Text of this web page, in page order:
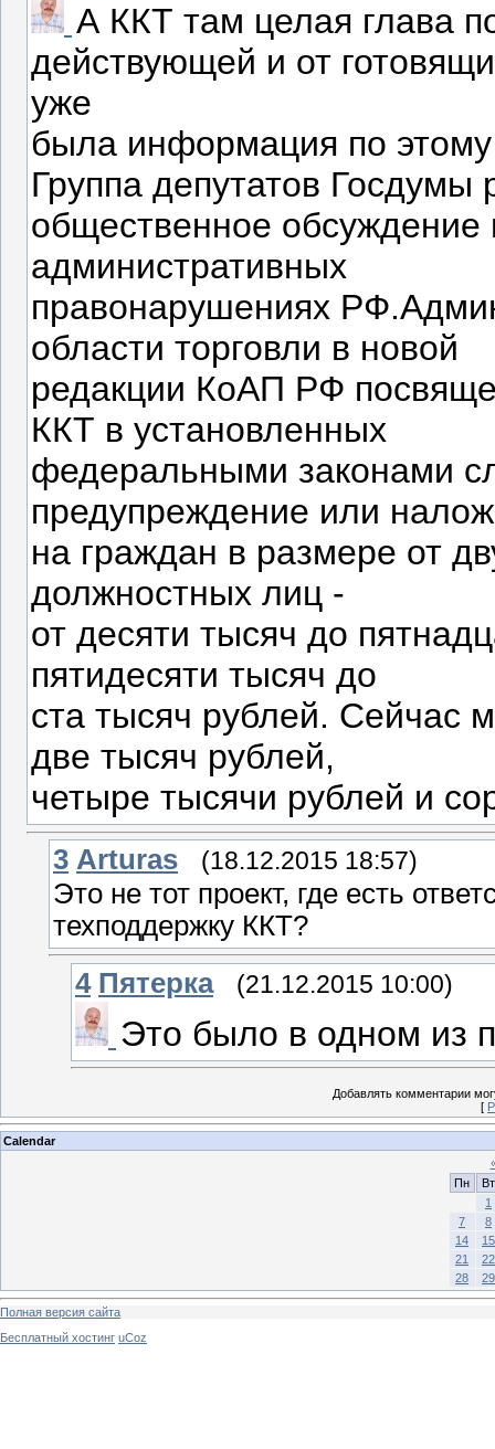
А ККТ там целая глава
действующей и от
уже
была информация по
Группа депутатов
общественное обсуждение
административных
правонарушениях
области торговли в новой
редакции КоАП РФ
ККТ в установленных
федеральными законами
предупреждение или
на граждан в размере от
должностных лиц -
от десяти тысяч до
пятидесяти тысяч до
ста тысяч рублей. Сейчас
две тысяч рублей,
четыре тысячи рублей и
3 Arturas (18.12.2015 18:57)
Это не тот проект, где есть
техподдержку ККТ?
4 Пятерка (21.12.2015 10:00)
Это было в одном из
Добавлять комментарии
[
Calendar
Пн
Вт
1
7
8
14
15
21
22
28
29
Полная версия сайта
Бесплатный хостинг uCoz